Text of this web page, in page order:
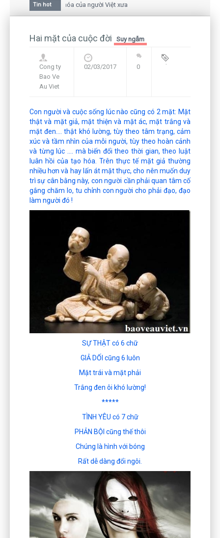
Tin hot
mai trong văn hóa của người Việt xưa
bức thư gửi mẹ của người... tử tù và của CEO
Hai mặt của cuộc đời Suy ngẫm
Cong ty
Bao Ve
Au Viet
02/03/2017 0 Blog
Con người và cuộc sống lúc nào cũng có 2 mặt: Mặt
thật và mặt giả, mặt thiện và mặt ác, mặt trắng và
mặt đen…. thật khó lường, tùy theo tâm trạng, cảm
xúc và tầm nhìn của mỗi người, tùy theo hoàn cảnh
và từng lúc …. mà biến đổi theo thời gian, theo luật
luân hồi của tạo hóa. Trên thực tế mặt giả thường
nhiều hơn và hay lấn át mặt thực, cho nên muốn duy
trì sự cân bằng này, con người cần phải quan tâm cố
gắng chăm lo, tu chỉnh con người cho phải đạo, đạo
làm người đó !
SỰ THẬT có 6 chữ
GIẢ DỐI cũng 6 luôn
Mặt trái và mặt phải
Trắng đen ôi khó lường!
*****
TÌNH YÊU có 7 chữ
PHẢN BỘI cũng thế thôi
Chúng là hình với bóng
Rất dễ dàng đổi ngôi.